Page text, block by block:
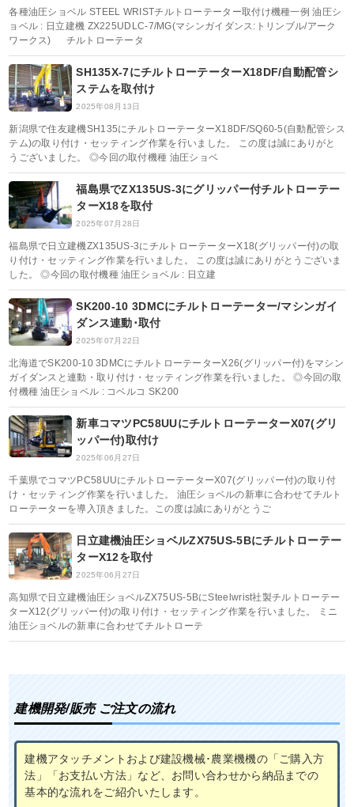
各種油圧ショベル STEEL WRISTチルトローテーター取付け機種一例 油圧シ
ョベル : 日立建機 ZX225UDLC-7/MG(マシンガイダンス:トリンブル/アーク
ワークス) チルトローテータ
SH135X-7にチルトローテーターX18DF/自動配管シ
ステムを取付け
2025年08月13日
新潟県で住友建機SH135にチルトローテーターX18DF/SQ60-5(自動配管シス
テム)の取り付け・セッティング作業を行いました。 この度は誠にありがと
うございました。 ◎今回の取付機種 油圧ショベ
福島県でZX135US-3にグリッパー付チルトローテー
ターX18を取付
2025年07月28日
福島県で日立建機ZX135US-3にチルトローテーターX18(グリッパー付)の取
り付け・セッティング作業を行いました。 この度は誠にありがとうございま
した。 ◎今回の取付機種 油圧ショベル : 日立建
SK200-10 3DMCにチルトローテーター/マシンガイ
ダンス連動･取付
2025年07月22日
北海道でSK200-10 3DMCにチルトローテーターX26(グリッパー付)をマシン
ガイダンスと連動・取り付け・セッティング作業を行いました。 ◎今回の取
付機種 油圧ショベル : コベルコ SK200
新車コマツPC58UUにチルトローテーターX07(グリ
ッパー付)取付け
2025年06月27日
千葉県でコマツPC58UUにチルトローテーターX07(グリッパー付)の取り付
け・セッティング作業を行いました。 油圧ショベルの新車に合わせてチルト
ローテーターを導入頂きました。この度は誠にありがとうご
日立建機油圧ショベルZX75US-5Bにチルトローテー
ターX12を取付
2025年06月27日
高知県で日立建機油圧ショベルZX75US-5BにSteelwrist社製チルトローテー
ターX12(グリッパー付)の取り付け・セッティング作業を行いました。 ミニ
油圧ショベルの新車に合わせてチルトローテ
建機開発/販売 ご注文の流れ
建機アタッチメントおよび建設機械･農業機機の「ご購入方
法」「お支払い方法」など、お問い合わせから納品までの
基本的な流れをご紹介いたします。